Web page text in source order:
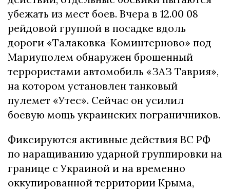
убежать из мест боев. Вчера в 12.00 08
рейдовой группой в посадке вдоль
дороги «Талаковка-Коминтерново» под
Мариуполем обнаружен брошенный
террористами автомобиль «ЗАЗ Таврия»,
на котором установлен танковый
пулемет «Утес». Сейчас он усилил
боевую мощь украинских пограничников.
Фиксируются активные действия ВС РФ
по наращиванию ударной группировки на
границе с Украиной и на временно
оккупированной территории Крыма,